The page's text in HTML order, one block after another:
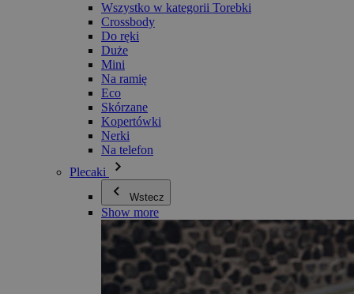
Wszystko w kategorii Torebki
Crossbody
Do ręki
Duże
Mini
Na ramię
Eco
Skórzane
Kopertówki
Nerki
Na telefon
Plecaki
Wstecz
Show more